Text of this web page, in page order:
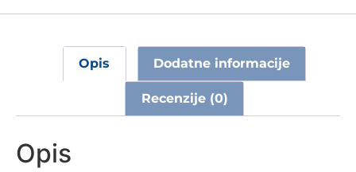
Opis Dodatne informacije
Recenzije (0)
Opis